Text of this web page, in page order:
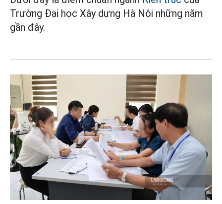
Trường Đại học Xây dựng Hà Nội những năm
gần đây.